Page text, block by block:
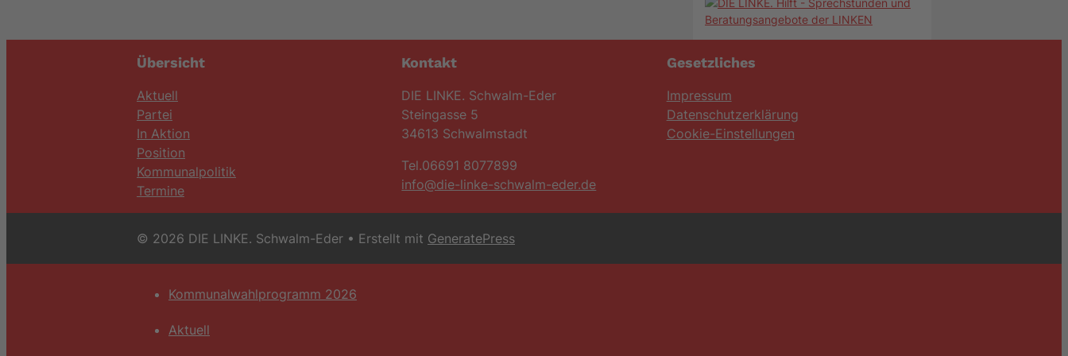
Übersicht
Aktuell
Partei
In Aktion
Position
Kommunalpolitik
Termine
Kontakt
DIE LINKE. Schwalm-Eder
Steingasse 5
34613 Schwalmstadt
Tel.06691 8077899
info@die-linke-schwalm-eder.de
Gesetzliches
Impressum
Datenschutzerklärung
Cookie-Einstellungen
© 2026 DIE LINKE. Schwalm-Eder • Erstellt mit GeneratePress
Kommunalwahlprogramm 2026
Aktuell